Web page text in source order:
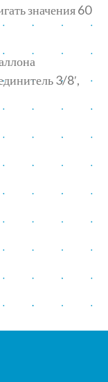
значения 60
3/8′,